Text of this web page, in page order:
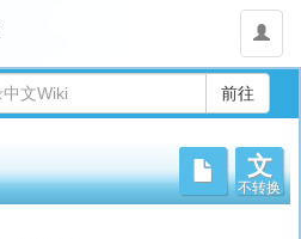
用
户
文
不转换